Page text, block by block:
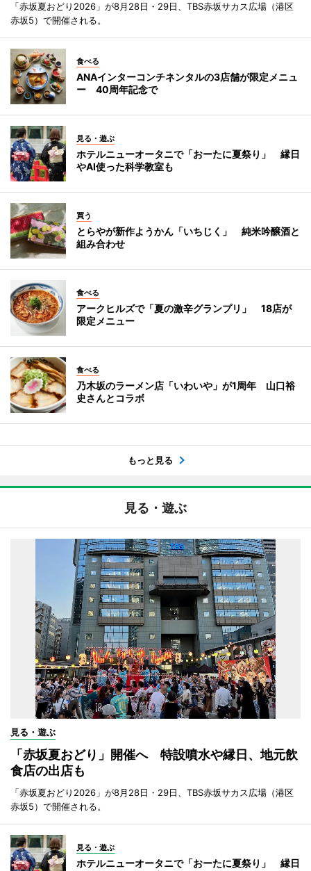
「赤坂夏おどり2026」が8月28日・29日、TBS赤坂サカス広場（港区
赤坂5）で開催される。
食べる
ANAインターコンチネンタルの3店舗が限定メニュ
ー 40周年記念で
見る・遊ぶ
ホテルニューオータニで「おーたに夏祭り」 縁日
やAI使った科学教室も
買う
とらやが新作ようかん「いちじく」 純米吟醸酒と
組み合わせ
食べる
アークヒルズで「夏の激辛グランプリ」 18店が
限定メニュー
食べる
乃木坂のラーメン店「いわいや」が1周年 山口裕
史さんとコラボ
もっと見る
見る・遊ぶ
見る・遊ぶ
「赤坂夏おどり」開催へ 特設噴水や縁日、地元飲
食店の出店も
「赤坂夏おどり2026」が8月28日・29日、TBS赤坂サカス広場（港区
赤坂5）で開催される。
見る・遊ぶ
ホテルニューオータニで「おーたに夏祭り」 縁日